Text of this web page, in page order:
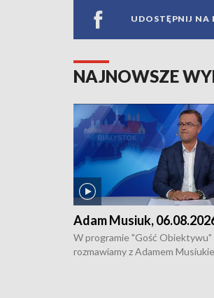
UDOSTĘPNIJ NA
NAJNOWSZE
Adam Musiuk,
W programie "Gość Obiektywu"
rozmawiamy z Adamem